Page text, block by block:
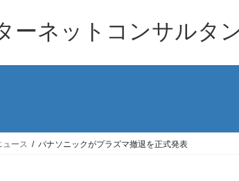
ーネットコンサルタ
ュース パナソニックがプラズマ撤退を正式発表